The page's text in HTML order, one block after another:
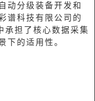
动分级装备开发和
谱科技有限公司的
承担了核心数据采集
下的适用性。